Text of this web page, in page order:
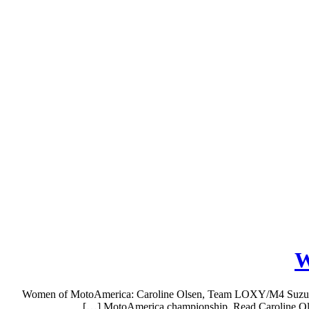
Women of MotoAmerica: Caroline Olsen, Team LOXY/M4
MotoAmerica championship. Read Caroline